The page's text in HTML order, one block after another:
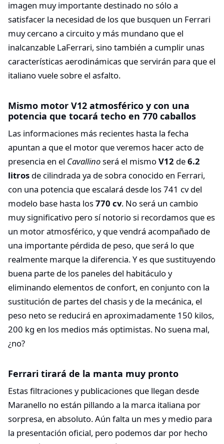
imagen muy importante destinado no sólo a
satisfacer la necesidad de los que busquen un Ferrari
muy cercano a circuito y más mundano que el
inalcanzable LaFerrari, sino también a cumplir unas
características aerodinámicas que servirán para que el
italiano vuele sobre el asfalto.
Mismo motor V12 atmosférico y con una
potencia que tocará techo en 770 caballos
Las informaciones más recientes hasta la fecha
apuntan a que el motor que veremos hacer acto de
presencia en el Cavallinoserá el mismoV12 de6.2
litros de cilindrada ya de sobra conocido en Ferrari,
con una potencia que escalará desde los 741 cv del
modelo base hasta los770 cv. No será un cambio
muy significativo pero sí notorio si recordamos que es
un motor atmosférico, y que vendrá acompañado de
una importante pérdida de peso, que será lo que
realmente marque la diferencia. Y es que sustituyendo
buena parte de los paneles del habitáculo y
eliminando elementos de confort, en conjunto con la
sustitución de partes del chasis y de la mecánica, el
peso neto se reducirá en aproximadamente 150 kilos,
200 kg en los medios más optimistas. No suena mal,
¿no?
Ferrari tirará de la manta muy pronto
Estas filtraciones y publicaciones que llegan desde
Maranello no están pillando a la marca italiana por
sorpresa, en absoluto. Aún falta un mes y medio para
la presentación oficial, pero podemos dar por hecho